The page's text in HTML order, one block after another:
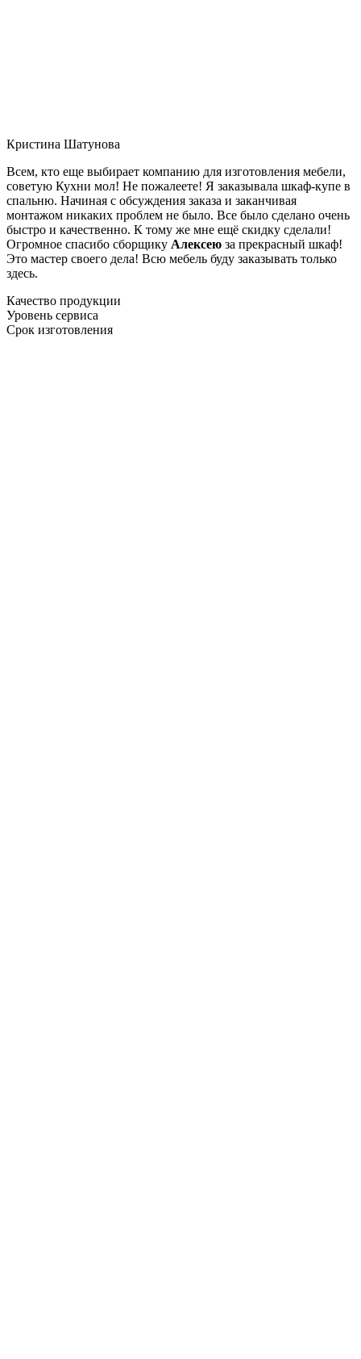
Кристина Шатунова
Всем, кто еще выбирает компанию для изготовления мебели,
советую Кухни мол! Не пожалеете! Я заказывала шкаф-купе в
спальню. Начиная с обсуждения заказа и заканчивая
монтажом никаких проблем не было. Все было сделано очень
быстро и качественно. К тому же мне ещё скидку сделали!
Огромное спасибо сборщику Алексею за прекрасный шкаф!
Это мастер своего дела! Всю мебель буду заказывать только
здесь.
Качество продукции
Уровень сервиса
Срок изготовления